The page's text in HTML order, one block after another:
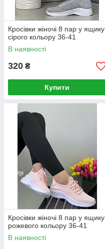
Кросівки жіночі 8 пар у ящику
сірого кольору 36-41
В наявності
320 ₴
Купити
Кросівки жіночі 8 пар у ящику
рожевого кольору 36-41
В наявності